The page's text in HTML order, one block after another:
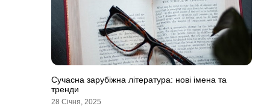
Сучасна зарубіжна література: нові імена та
тренди
28 Січня, 2025